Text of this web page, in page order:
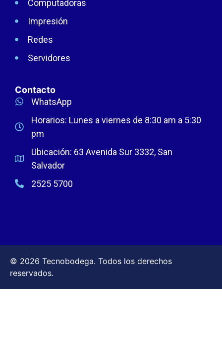
Computadoras
Impresión
Redes
Servidores
Contacto
WhatsApp
Horarios: Lunes a viernes de 8:30 am a 5:30
pm
Ubicación: 63 Avenida Sur 3332, San
Salvador
2525 5700
© 2026 Tecnobodega. Todos los derechos
reservados.